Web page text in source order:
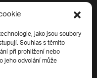
jako jsou soubory
Souhlas s těmito
při prohlížení nebo
jeho odvolání může